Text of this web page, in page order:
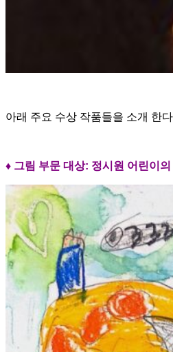
아래 주요 수상 작품들을 소개 한
♦ 그림 부문 대상: 정시원 어린이